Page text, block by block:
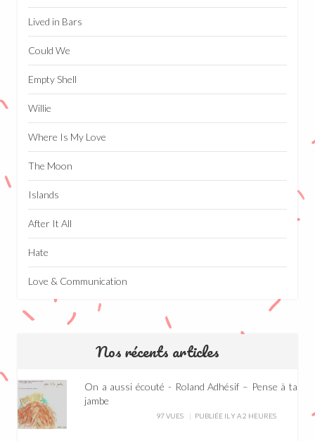
Lived in Bars
Could We
Empty Shell
Willie
Where Is My Love
The Moon
Islands
After It All
Hate
Love & Communication
Nos récents articles
On a aussi écouté - Roland Adhésif – Pense à ta
jambe
97 VUES PUBLIÉE IL Y A 2 HEURES